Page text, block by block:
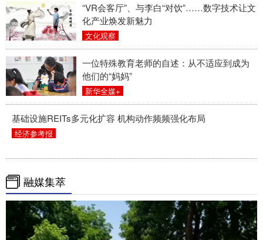
“VR会客厅”、与李白“对饮”……数字技术让文
化产业焕发新魅力
文化观察
一位特殊教育老师的自述：从不适应到成为
他们的“妈妈”
新华全媒+
基础设施REITs多元化扩容 机构动作频频强化布局
经济参考报
融媒集萃